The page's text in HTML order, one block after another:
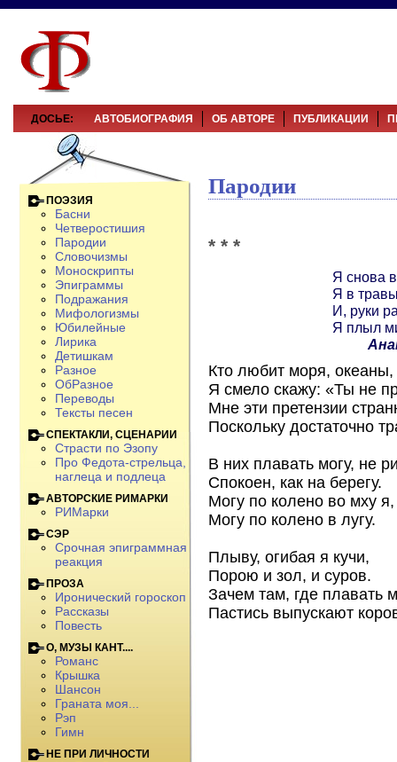
ДОСЬЕ: АВТОБИОГРАФИЯ ОБ АВТОРЕ ПУБЛИКАЦИИ
Пародии
* * *
Я снова
Я в
И, руки
Я плыл
Кто любит моря, океаны,
Я смело скажу: «Ты не
Мне эти претензии
Поскольку достаточно
В них плавать могу, не
Спокоен, как на берегу.
Могу по колено во мху я,
Могу по колено в лугу.
Плыву, огибая я кучи,
Порою и зол, и суров.
Зачем там, где плавать
Пастись выпускают
ПОЭЗИЯ
Басни
Четверостишия
Пародии
Словочизмы
Моноскрипты
Эпиграммы
Подражания
Мифологизмы
Юбилейные
Лирика
Детишкам
Разное
ОбРазное
Переводы
Тексты песен
СПЕКТАКЛИ, СЦЕНАРИИ
Страсти по Эзопу
Про Федота-стрельца,
наглеца и подлеца
АВТОРСКИЕ РИМАРКИ
РИМарки
СЭР
Срочная эпиграммная
реакция
ПРОЗА
Иронический гороскоп
Рассказы
Повесть
О, МУЗЫ КАНТ....
Романс
Крышка
Шансон
Граната моя...
Рэп
Гимн
НЕ ПРИ ЛИЧНОСТИ